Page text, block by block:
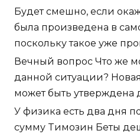
Будет смешно, если
была произведена в
поскольку такое уже
Вечный вопрос Что же
данной ситуации?
может быть утверждена
У физика есть два дня
сумму Tимозин Беты